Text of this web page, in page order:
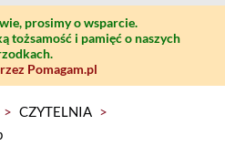
prosimy o wsparcie.
tożsamość i pamięć o naszych
Pomagam.pl
> CZYTELNIA >